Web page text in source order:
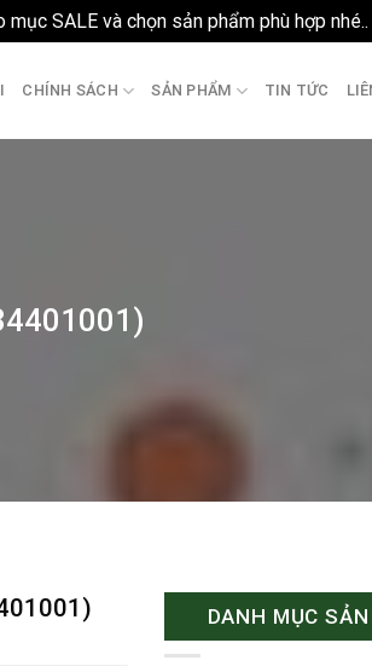
SALE và chọn sản phẩm phù hợp nhé..
CHÍNH SÁCH SẢN PHẨM TIN TỨC
DANH MỤC